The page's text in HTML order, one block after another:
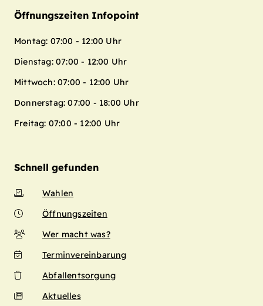
Öffnungszeiten Infopoint
Montag: 07:00 - 12:00 Uhr
Dienstag: 07:00 - 12:00 Uhr
Mittwoch: 07:00 - 12:00 Uhr
Donnerstag: 07:00 - 18:00 Uhr
Freitag: 07:00 - 12:00 Uhr
Schnell gefunden
Wahlen
Öffnungszeiten
Wer macht was?
Terminvereinbarung
Abfallentsorgung
Aktuelles